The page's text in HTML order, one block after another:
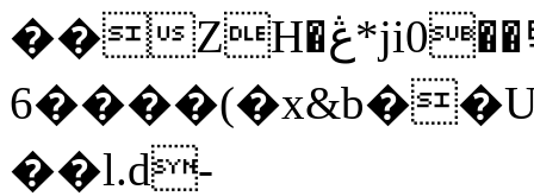
��ZH�ڠ*ji0��탃
��l.d-